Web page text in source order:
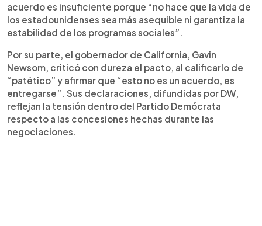
acuerdo es insuficiente porque “no hace que la vida de
los estadounidenses sea más asequible ni garantiza la
estabilidad de los programas sociales”.
Por su parte, el gobernador de California, Gavin
Newsom, criticó con dureza el pacto, al calificarlo de
“patético” y afirmar que “esto no es un acuerdo, es
entregarse”. Sus declaraciones, difundidas por DW,
reflejan la tensión dentro del Partido Demócrata
respecto a las concesiones hechas durante las
negociaciones.